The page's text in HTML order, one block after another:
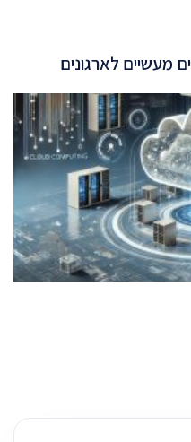
מעשיים לארגונים